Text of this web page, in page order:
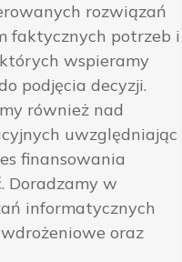
rozwiązań
faktycznych potrzeb i
wspieramy
podjęcia decyzji.
również nad
uwzględniając
finansowania
Doradzamy w
informatycznych
oraz